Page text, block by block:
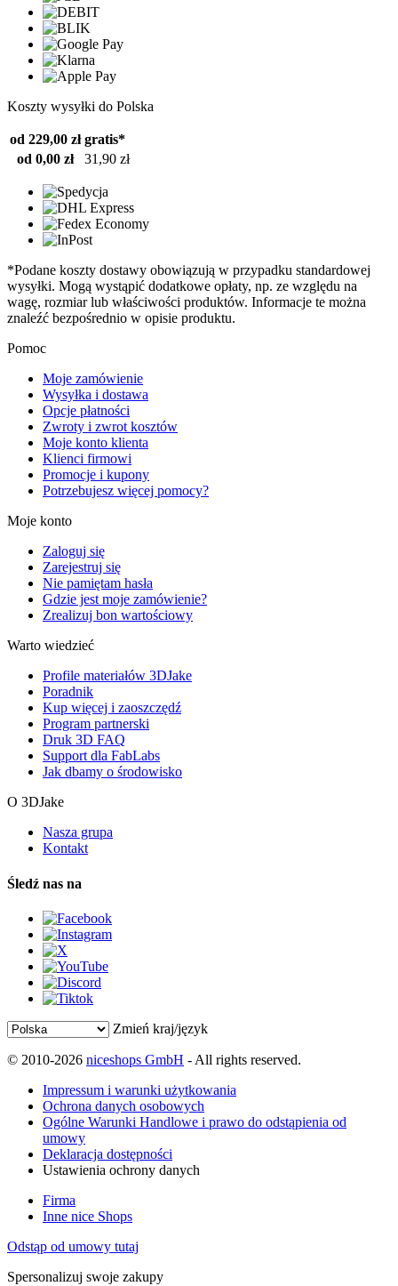
Koszty wysyłki do Polska
od 229,00 zł gratis*
od 0,00 zł
31,90 zł
*Podane koszty dostawy obowiązują w przypadku standardowej
wysyłki. Mogą wystąpić dodatkowe opłaty, np. ze względu na
wagę, rozmiar lub właściwości produktów. Informacje te można
znaleźć bezpośrednio w opisie produktu.
Pomoc
Moje zamówienie
Wysyłka i dostawa
Opcje płatności
Zwroty i zwrot kosztów
Moje konto klienta
Klienci firmowi
Promocje i kupony
Potrzebujesz więcej pomocy?
Moje konto
Zaloguj się
Zarejestruj się
Nie pamiętam hasła
Gdzie jest moje zamówienie?
Zrealizuj bon wartościowy
Warto wiedzieć
Profile materiałów 3DJake
Poradnik
Kup więcej i zaoszczędź
Program partnerski
Druk 3D FAQ
Support dla FabLabs
Jak dbamy o środowisko
O 3DJake
Nasza grupa
Kontakt
Śledź nas na
Zmień kraj/język
© 2010-2026 niceshops GmbH - All rights reserved.
Impressum i warunki użytkowania
Ochrona danych osobowych
Ogólne Warunki Handlowe i prawo do odstąpienia od
umowy
Deklaracja dostępności
Ustawienia ochrony danych
Firma
Inne nice Shops
Odstąp od umowy tutaj
Spersonalizuj swoje zakupy